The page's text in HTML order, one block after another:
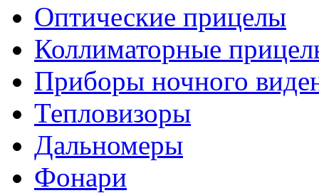
Оптические прицелы
Коллиматорные
Приборы ночного
Тепловизоры
Дальномеры
Фонари